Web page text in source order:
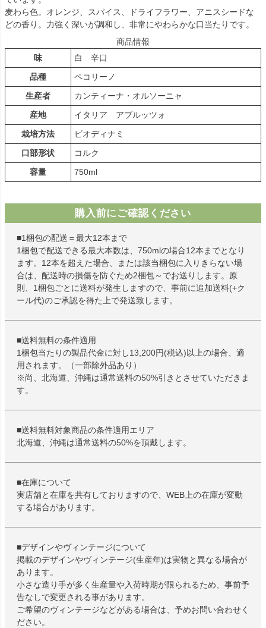
麦わら色。オレンジ、スパイス、ドライフラワー、アニスシードな
どの香り。力強く深いが調和し、非常にやわらかな口当たりです。
商品情報
味
白 辛口
品種
ペコリーノ
生産者
カンティーナ・オルソーニャ
産地
イタリア アブルッツォ
栽培方法
ビオディナミ
口部形状
コルク
容量
750ml
購入前にご確認ください
■1梱包の配送＝最大12本まで
1梱包で配送できる最大本数は、750mlの場合12本までとなり
ます。12本を超えた場合、または該当梱包に入りきらない場
合は、配送時の損傷を防ぐため2梱包～でお送りします。原
則、1梱包ごとに送料が発生しますので、事前に追加送料(+ク
ール代)のご承認を得た上で発送致します。
■送料無料の条件適用
1梱包当たりの製品代金に対し13,200円(税込)以上の場合、適
用されます。（一部除外品あり）
※尚、北海道、沖縄は通常送料の50%引きとさせていただきま
す。
■送料無料対象商品の条件適用エリア
北海道、沖縄は通常送料の50%を頂戴します。
■在庫について
実店舗と在庫を共有しておりますので、WEB上の在庫が変動
する場合があります。
■デザインやヴィンテージについて
掲載のデザインやヴィンテージ(生産年)は実物と異なる場合が
あります。
小さな造り手が多く生産量や入荷時期が限られるため、事前予
告なしで変更される事があります。
ご希望のヴィンテージなどがある場合は、予めお問い合わせく
ださい。